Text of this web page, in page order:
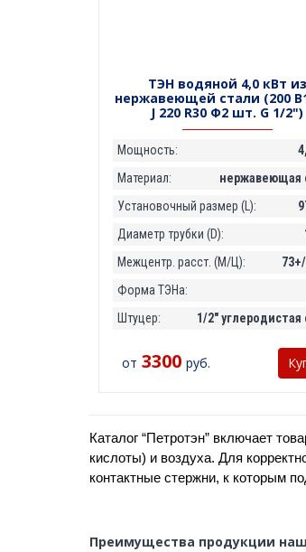
ТЭН водяной 4,0 кВт из
нержавеющей стали (200
J 220 R30 Ф2 шт. G 1/2")
Мощность:
Материал:
нержавеющая
Установочный размер (L):
Диаметр трубки (D):
Межцентр. расст. (М/Ц):
Форма ТЭНа:
Штуцер:
1/2" углеродистая
от 3300 руб.
Каталог “Петротэн” включает
кислоты) и воздуха. Для
контактные стержни, к которым
Преимущества продукции